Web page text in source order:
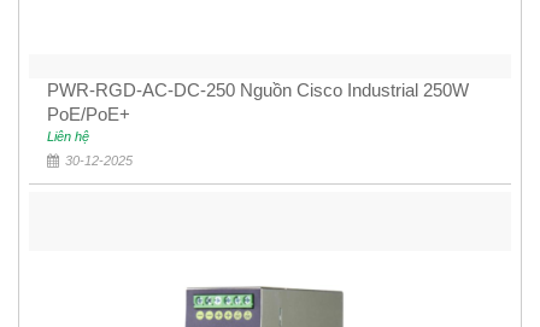
PWR-RGD-AC-DC-250 Nguồn Cisco Industrial 250W
PoE/PoE+
Liên hệ
30-12-2025